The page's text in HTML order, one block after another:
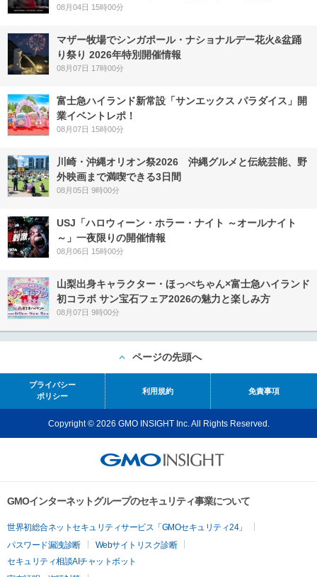
08月04日 15時00分
マザー牧場でシンガポール・ナショナルデー花火&盆踊
り祭り 2026年特別開催情報
08月07日 17時00分
富士急ハイランド新常設「サンエックス パラダイス」開
業イベントレポ！
08月07日 15時00分
川崎・沖縄オリオン祭2026 沖縄グルメと伝統芸能、野
外映画まで満喫できる3日間
08月05日 9時00分
USJ「ハロウィーン・ホラー・ナイト ～オールナイト
～」一夜限りの開催情報
08月06日 15時00分
山梨出身キャラクター・ほっぺちゃん×富士急ハイランド
初コラボ サン宝石フェア2026の魅力と楽しみ方
08月07日 9時00分
ページの先頭へ
プライバシー
ポリシー
利用規約 免責事項
Copyright © 2026 GMO INSIGHT Inc. All Rights Reserved.
GMOインターネットグループのセキュリティ事業について
世界初総合ネットセキュリティサービス「GMOセキュリティ24」
パスワード漏洩診断
Webサイトリスク診断
セキュリティ相談AIチャットボット